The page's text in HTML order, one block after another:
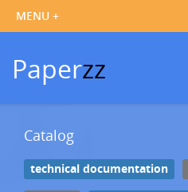
Paperzz
Catalog
technical documentation